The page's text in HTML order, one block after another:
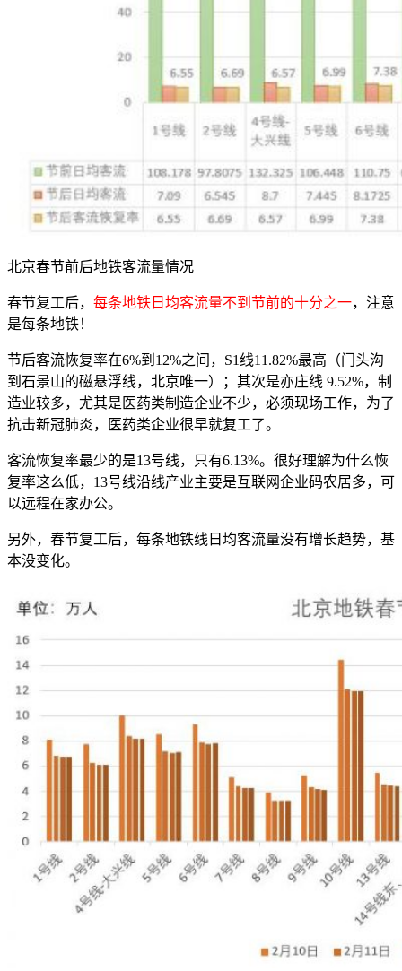
北京春节前后地铁客流量情况
春节复工后， 每条地铁日均客流量不到节前的十分之一，注意
是每条地铁！
节后客流恢复率在6%到12%之间，S1线11.82%最高（门头沟
到石景山的磁悬浮线，北京唯一）；其次是亦庄线 9.52%，制
造业较多，尤其是医药类制造企业不少，必须现场工作，为了
抗击新冠肺炎，医药类企业很早就复工了。
客流恢复率最少的是13号线，只有6.13%。很好理解为什么恢
复率这么低，13号线沿线产业主要是互联网企业码农居多，可
以远程在家办公。
另外，春节复工后，每条地铁线日均客流量没有增长趋势，基
本没变化。